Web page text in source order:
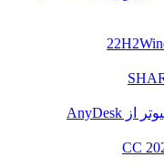
از AnyDesk